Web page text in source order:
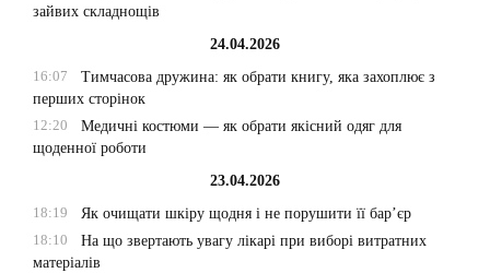
зайвих складнощів
24.04.2026
16:07
Тимчасова дружина: як обрати книгу, яка захоплює з
перших сторінок
12:20
Медичні костюми — як обрати якісний одяг для
щоденної роботи
23.04.2026
18:19
Як очищати шкіру щодня і не порушити її бар’єр
18:10
На що звертають увагу лікарі при виборі витратних
матеріалів